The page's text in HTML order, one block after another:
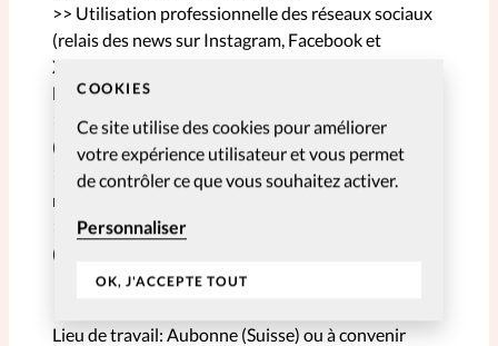
COOKIES
Ce site utilise des cookies pour améliorer
votre expérience utilisateur et vous permet
de contrôler ce que vous souhaitez activer.
Personnaliser
OK, J'ACCEPTE TOUT
>> Utilisation professionnelle des réseaux sociaux
(relais des news sur Instagram, Facebook et
X, utilisation de Canva et d’outils IA, modération de
la communauté).
>> Gestion et mise en page de newsletters
(MailChimp).
>> Secrétariat de rédaction (relecture, corrections,
mise en page sur Indesign et WordPress).
>> Initiation aux logiciels de PAO et photo
(InDesign, Photoshop, Lightroom).
Lieu de travail: Aubonne (Suisse) ou à convenir